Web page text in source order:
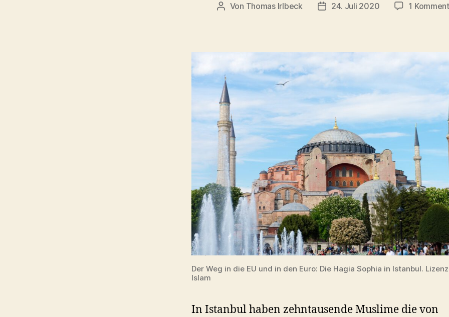
Beitragsautor
Von Thomas Irlbeck Veröffentlichungsdatum
24. Juli 2020 1
Der Weg in die EU und in den Euro: Die Hagia Sophia in Istanbul.
Islam
In Istanbul haben zehntausende Muslime die von